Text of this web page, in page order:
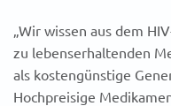
„Wir wissen aus dem
zu lebenserhaltenden
als kostengünstige
Hochpreisige